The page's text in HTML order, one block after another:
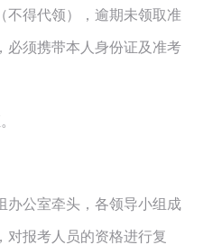
不得代领），逾期未领取准
必须携带本人身份证及准考
办公室牵头，各领导小组成
对报考人员的资格进行复